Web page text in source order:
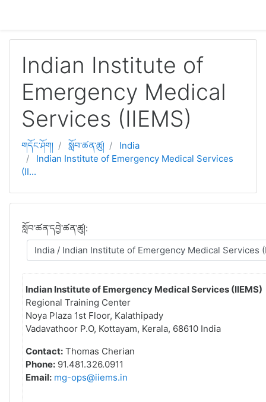
Indian Institute of
Emergency Medical
Services (IIEMS)
གདོང་ཤོག། སློབ་ཚན་ཚུ།
India
Indian Institute of Emergency Medical Services
(II...
སློབ་ཚན་དབྱེ་ཚན་ཚུ།:
Indian Institute of Emergency Medical Services (IIEMS)
Regional Training Center
Noya Plaza 1st Floor, Kalathipady
Vadavathoor P.O, Kottayam, Kerala, 68610 India
Contact: Thomas Cherian
Phone: 91.481.326.0911
Email: mg-ops@iiems.in